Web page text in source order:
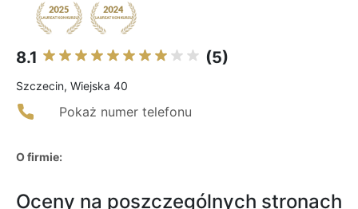
8.1 (5)
Szczecin, Wiejska 40
Pokaż numer telefonu
O firmie:
Oceny na poszczególnych stronach